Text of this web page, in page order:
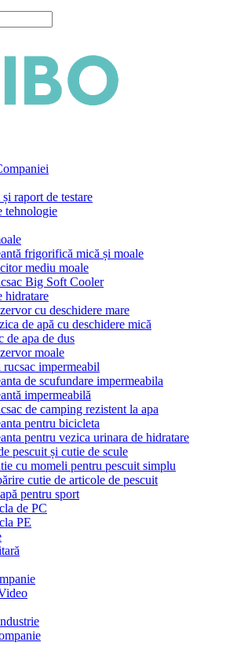
raport de testare
tehnologie
frigorifică mică și moale
mediu moale
Big Soft Cooler
hidratare
cu deschidere mare
de apă cu deschidere mică
de apa de dus
moale
rucsac impermeabil
de scufundare impermeabila
impermeabilă
de camping rezistent la apa
pentru bicicleta
pentru vezica urinara de hidratare
pescuit și cutie de scule
cu momeli pentru pescuit simplu
cutie de articole de pescuit
pentru sport
de PC
PE